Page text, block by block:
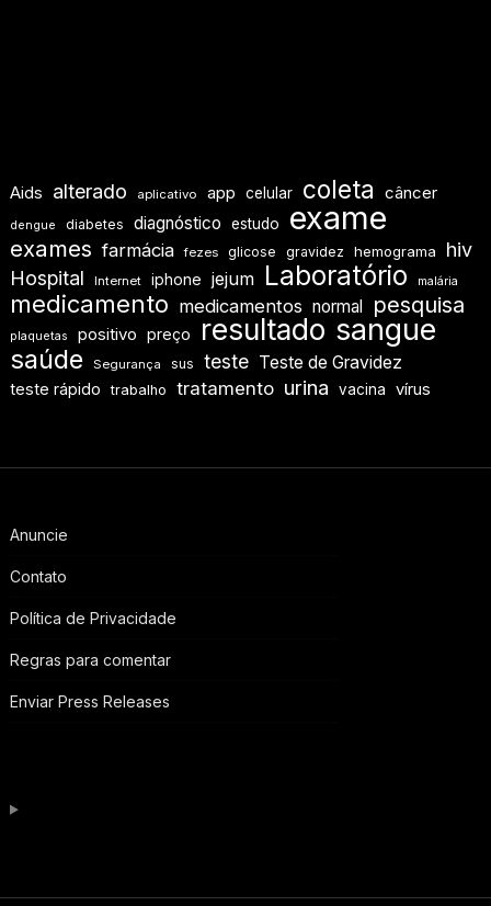
Aids alterado aplicativo app celular coleta câncer
dengue diabetes diagnóstico estudo exame
exames farmácia fezes glicose gravidez hemograma
hiv
Hospital
Internet iphone jejum Laboratório malária
medicamento medicamentos normal pesquisa
plaquetas positivo preço resultado sangue
saúde Segurança sus teste Teste de Gravidez
teste rápido trabalho tratamento urina vacina vírus
Anuncie
Contato
Política de Privacidade
Regras para comentar
Enviar Press Releases